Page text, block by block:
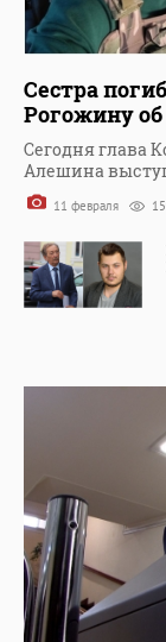
Сестра
Рогожину
Сегодня глава
Алешина
11 февраля